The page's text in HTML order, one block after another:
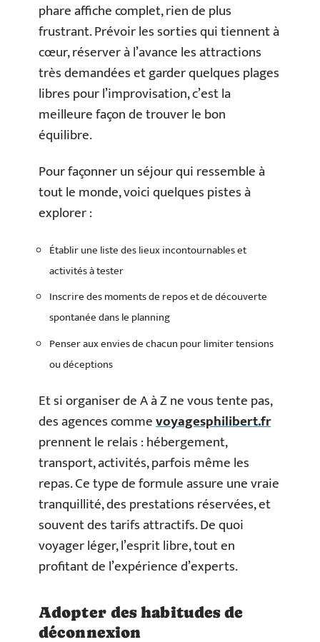
phare affiche complet, rien de plus
frustrant. Prévoir les sorties qui tiennent à
cœur, réserver à l’avance les attractions
très demandées et garder quelques plages
libres pour l’improvisation, c’est la
meilleure façon de trouver le bon
équilibre.
Pour façonner un séjour qui ressemble à
tout le monde, voici quelques pistes à
explorer :
Établir une liste des lieux incontournables et
activités à tester
Inscrire des moments de repos et de découverte
spontanée dans le planning
Penser aux envies de chacun pour limiter tensions
ou déceptions
Et si organiser de A à Z ne vous tente pas,
des agences commevoyagesphilibert.fr
prennent le relais : hébergement,
transport, activités, parfois même les
repas. Ce type de formule assure une vraie
tranquillité, des prestations réservées, et
souvent des tarifs attractifs. De quoi
voyager léger, l’esprit libre, tout en
profitant de l’expérience d’experts.
Adopter des habitudes de
déconnexion